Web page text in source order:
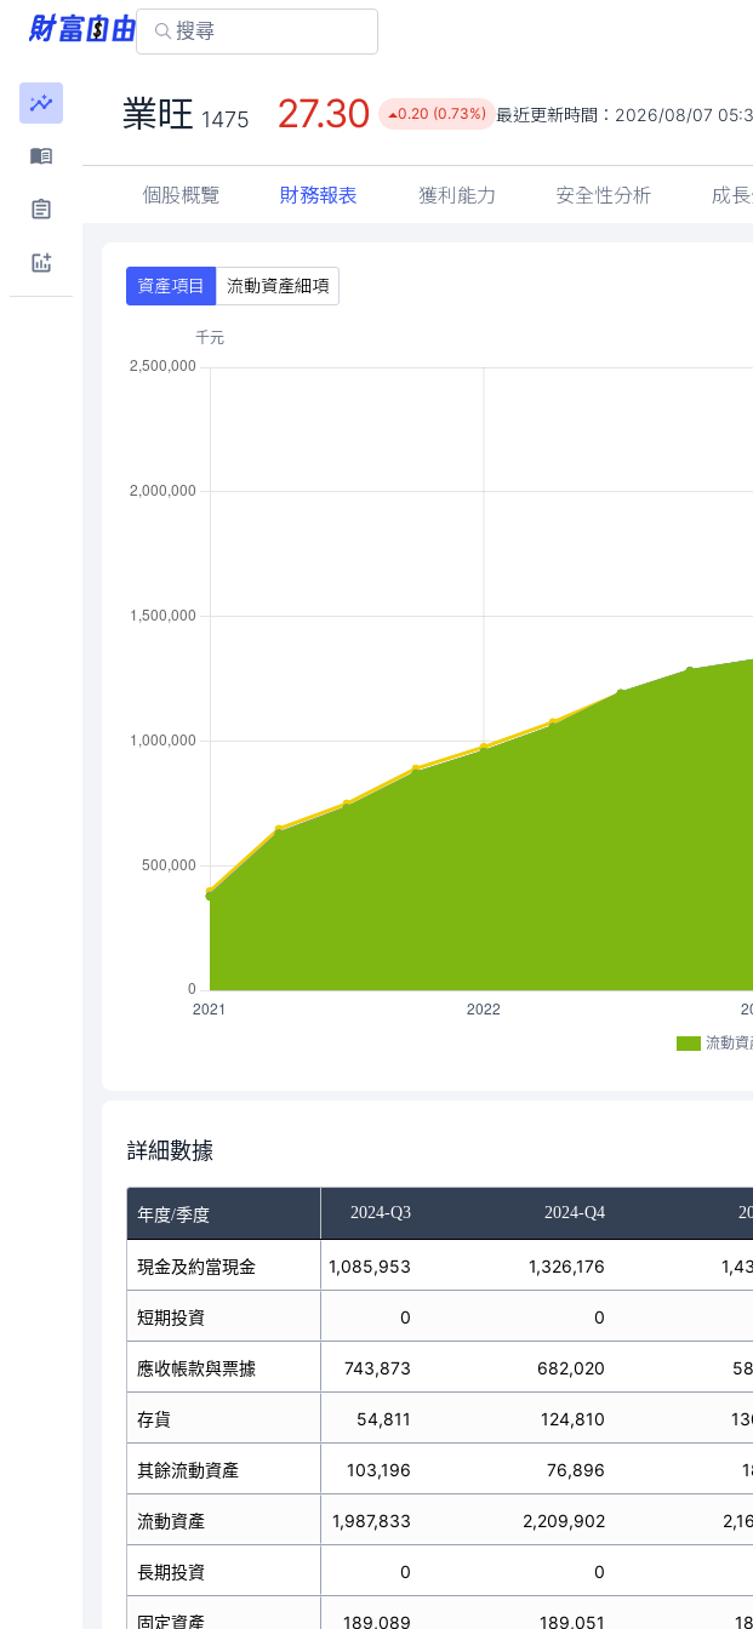
業旺 1475 27.30 0.20 (0.73%) 最近更新時間： 2026/08/07
個股概覽 財務報表 獲利能力 安全性分析 成
資產項目 流動資產細項
流動資
詳細數據
年度/季度
2024-Q2 2024-Q3 2024-Q4
現金及約當現金
短期投資
應收帳款與票據
存貨
其餘流動資產
流動資產
長期投資
固定資產
1,148,000 1,085,953 1,326,176
0 0
666,305 743,873 682,020
76,075 54,811 124,810
120,689 103,196 76,896
2,011,069 1,987,833 2,209,902
0 0
188,384 189,089 189,051